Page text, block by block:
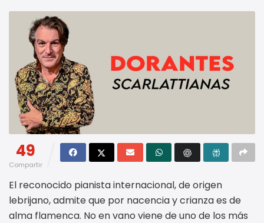
49
Compartir
El reconocido pianista internacional, de origen
lebrijano, admite que por nacencia y crianza es de
alma flamenca. No en vano viene de uno de los más